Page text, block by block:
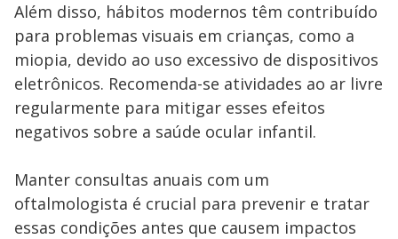
Além disso, hábitos modernos têm contribuído
para problemas visuais em crianças, como a
miopia, devido ao uso excessivo de dispositivos
eletrônicos. Recomenda-se atividades ao ar livre
regularmente para mitigar esses efeitos
negativos sobre a saúde ocular infantil.
Manter consultas anuais com um
oftalmologista é crucial para prevenir e tratar
essas condições antes que causem impactos